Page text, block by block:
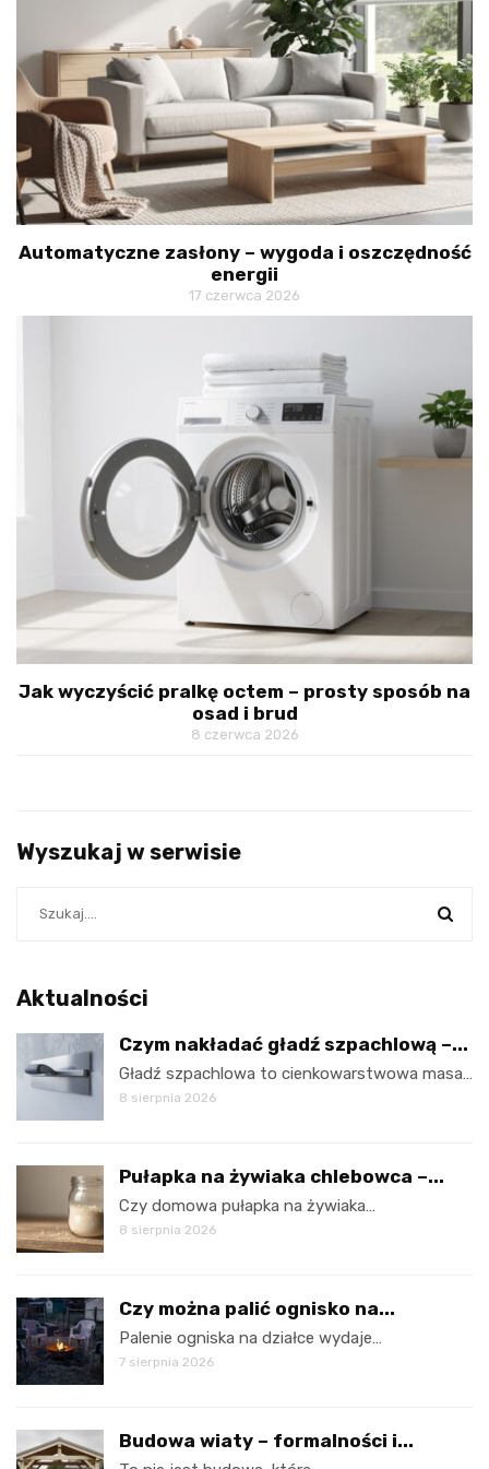
Automatyczne zasłony – wygoda i oszczędność
energii
17 czerwca 2026
Jak wyczyścić pralkę octem – prosty sposób na
osad i brud
8 czerwca 2026
Wyszukaj w serwisie
Aktualności
Czym nakładać gładź szpachlową –...
Gładź szpachlowa to cienkowarstwowa masa…
8 sierpnia 2026
Pułapka na żywiaka chlebowca –...
Czy domowa pułapka na żywiaka…
8 sierpnia 2026
Czy można palić ognisko na...
Palenie ogniska na działce wydaje…
7 sierpnia 2026
Budowa wiaty – formalności i...